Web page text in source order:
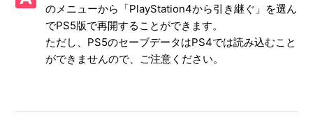
ない
【PS5/LOST JUDGMENT：裁かれざる記憶】ゲームが難し
い、コツなどはあるのか
のメニューから「PlayStation4から引き継ぐ」を選ん
でPS5版で再開することができます。
ただし、PS5のセーブデータはPS4では読み込むこと
ができませんので、ご注意ください。